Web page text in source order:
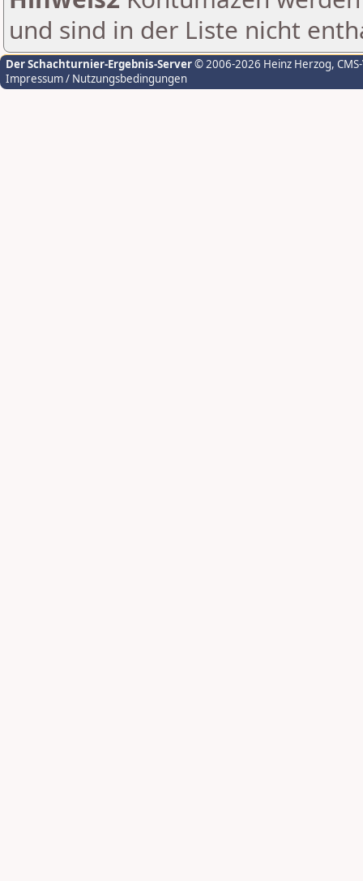
und sind in der Liste nicht
Der Schachturnier-Ergebnis-Server© 2006-2026 Heinz Herzog,
Impressum / Nutzungsbedingungen